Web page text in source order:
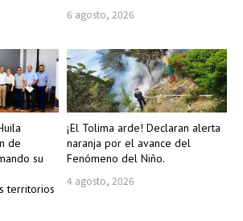
6 agosto, 2026
de
su
territorios
¡El Tolima arde! Declaran alerta
naranja por el avance del
Fenómeno del Niño.
4 agosto, 2026